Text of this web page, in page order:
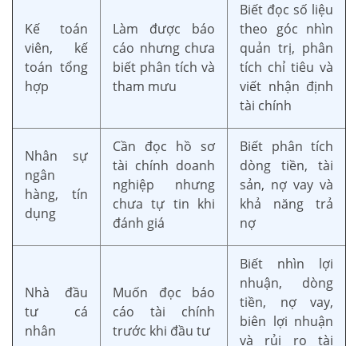
Kế toán
viên, kế
toán tổng
hợp
Làm được báo
cáo nhưng chưa
biết phân tích và
tham mưu
Biết đọc số liệu
theo góc nhìn
quản trị, phân
tích chỉ tiêu và
viết nhận định
tài chính
Nhân sự
ngân
hàng, tín
dụng
Cần đọc hồ sơ
tài chính doanh
nghiệp nhưng
chưa tự tin khi
đánh giá
Biết phân tích
dòng tiền, tài
sản, nợ vay và
khả năng trả
nợ
Nhà đầu
tư cá
nhân
Muốn đọc báo
cáo tài chính
trước khi đầu tư
Biết nhìn lợi
nhuận, dòng
tiền, nợ vay,
biên lợi nhuận
và rủi ro tài